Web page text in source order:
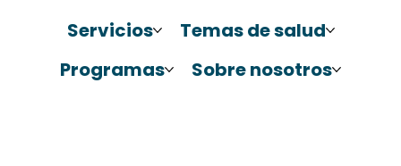
Servicios
Temas de salud
Programas
Sobre nosotros